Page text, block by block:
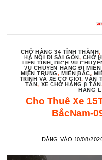
CHỞ HÀNG 34 TỈNH THÀNH,
HÀ NỘI ĐI SÀI GÒN, CHỞ
LIÊN TỈNH, DỊCH VỤ
VỤ CHUYỂN HÀNG ĐI MIỀN
MIỀN TRUNG,MIỀN BẮC,
TRÌNH VÀ XE CƠ GIỚI,VẬN
TẤN, XE CHỞ HÀNG 8 TẤN
HÀNG
Cho Thuê Xe
BắcNam-
ĐĂNG VÀO 10/08/